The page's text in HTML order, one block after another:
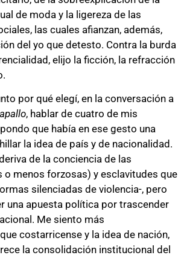
de moda y la ligereza de las
las cuales afianzan, además,
del yo que detesto. Contra la burda
elijo la ficción, la refracción
por qué elegí, en la conversación a
, hablar de cuatro de mis
que había en ese gesto una
la idea de país y de nacionalidad.
de la conciencia de las
o menos forzosas) y esclavitudes que
silenciadas de violencia-, pero
una apuesta política por trascender
Me siento más
costarricense y la idea de nación,
la consolidación institucional del